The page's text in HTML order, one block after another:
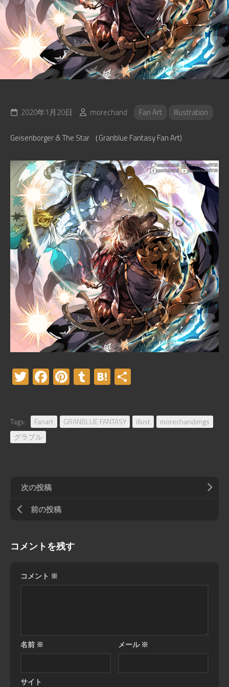
2020年1月20日 morechand Fan Art Illustration
Geisenborger & The Star （Granblue Fantasy Fan Art)
Twitter
Facebook
Pinterest
TumblrHatena
Tags: Fanart GRANBLUE FANTASY illust
morechandimgs
グラブル
次の投稿
前の投稿
コメントを残す
コメント ※
名前 ※ メール※
サイト